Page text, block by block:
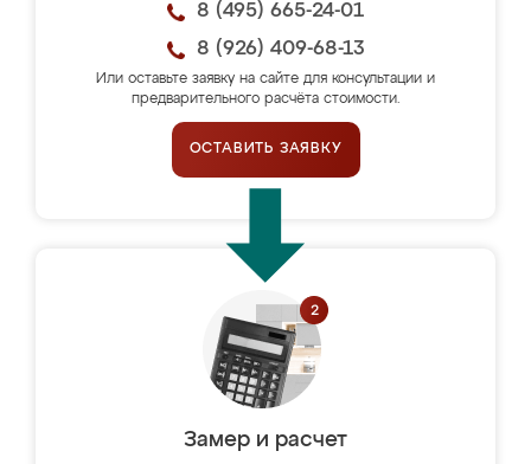
8 (495) 665-24-01
8 (926) 409-68-13
Или оставьте заявку на сайте для консультации и
предварительного расчёта стоимости.
ОСТАВИТЬ ЗАЯВКУ
Замер и расчет